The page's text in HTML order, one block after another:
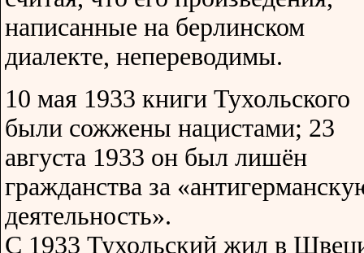
написанные на берлинском
диалекте, непереводимы.
10 мая 1933 книги Тухольского
были сожжены нацистами; 23
августа 1933 он был лишён
гражданства за
деятельность».
С 1933 Тухольский жил в